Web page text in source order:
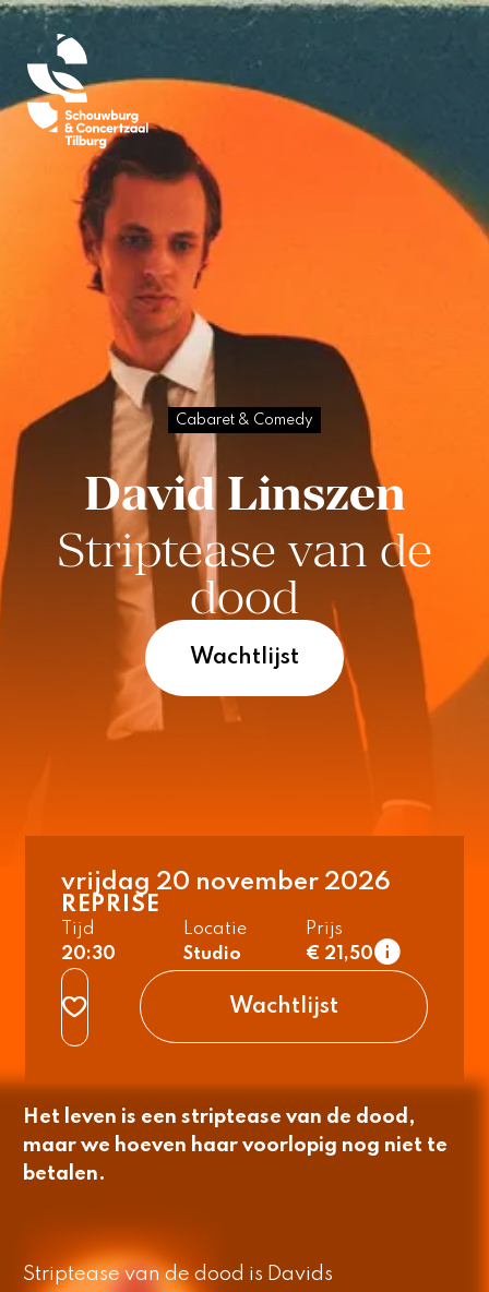
Cabaret & Comedy
David Linszen
Striptease van de
dood
Wachtlijst
vrijdag 20 november 2026
REPRISE
Tijd
20:30
Locatie
Studio
Prijs
€ 21,50
normaal
Wachtlijst
Het leven is een striptease van de dood,
maar we hoeven haar voorlopig nog niet te
betalen.
Striptease van de dood is Davids